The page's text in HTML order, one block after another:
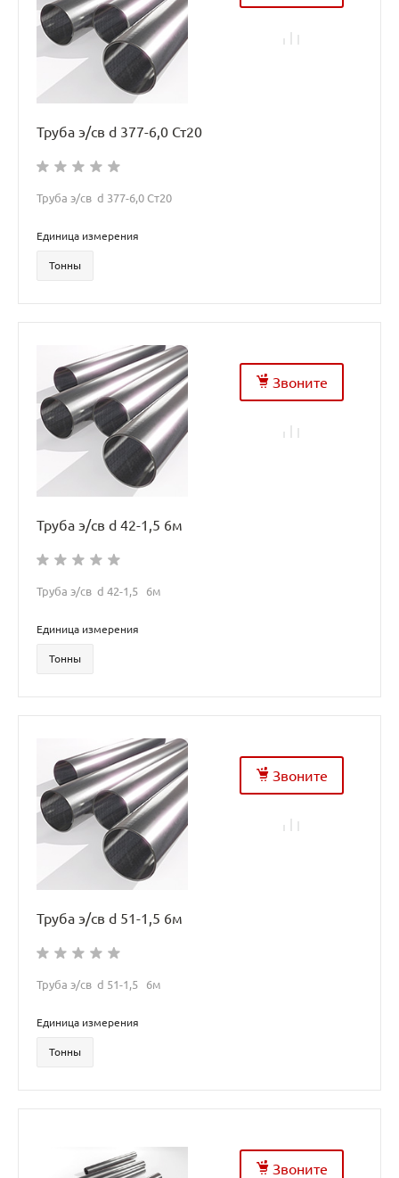
Труба э/св d 377-6,0 Ст20
Труба э/св d 377-6,0 Ст20
Единица измерения
Тонны
Звоните
Труба э/св d 42-1,5 6м
Труба э/св d 42-1,5 6м
Единица измерения
Тонны
Звоните
Труба э/св d 51-1,5 6м
Труба э/св d 51-1,5 6м
Единица измерения
Тонны
Звоните